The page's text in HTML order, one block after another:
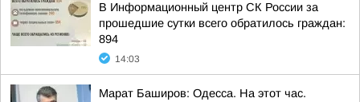
В Информационный центр СК России за
прошедшие сутки всего обратилось граждан:
894
14:03
Марат Баширов: Одесса. На этот час.